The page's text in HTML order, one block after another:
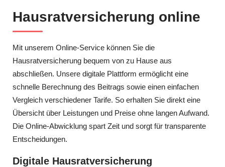
Hausratversicherung online
Mit unserem Online-Service können Sie die
Hausratversicherung bequem von zu Hause aus
abschließen. Unsere digitale Plattform ermöglicht eine
schnelle Berechnung des Beitrags sowie einen einfachen
Vergleich verschiedener Tarife. So erhalten Sie direkt eine
Übersicht über Leistungen und Preise ohne langen Aufwand.
Die Online-Abwicklung spart Zeit und sorgt für transparente
Entscheidungen.
Digitale Hausratversicherung